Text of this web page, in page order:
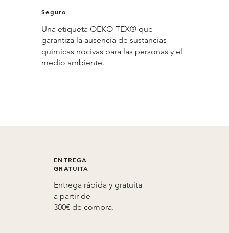
Seguro
Una etiqueta OEKO-TEX® que
garantiza la ausencia de sustancias
químicas nocivas para las personas y el
medio ambiente.
ENTREGA
GRATUITA
Entrega rápida y gratuita
a partir de
300€ de compra.